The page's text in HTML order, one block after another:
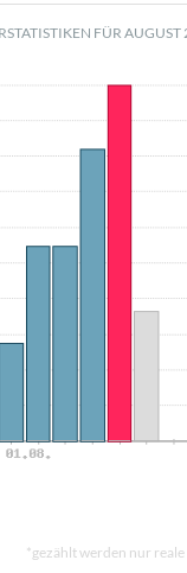
FÜR AUGUST
*gezählt werden nur